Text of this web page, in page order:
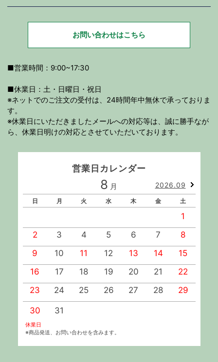
お問い合わせはこちら
■営業時間：9:00~17:30
■休業日：土・日曜日・祝日
※ネットでのご注文の受付は、24時間年中無休で承っておりま
す。
※休業日にいただきましたメールへの対応等は、誠に勝手なが
ら、休業日明けの対応とさせていただいております。
営業日カレンダー
8 月 2026.09
日 月 火 水 木 金 土
1
2
3 4 5 6 7
8
9
10 11 12 13 14
15
16
17 18 19 20 21
22
23
24 25 26 27 28 29
30 31
休業日
※商品発送、お問い合わせを含みます。